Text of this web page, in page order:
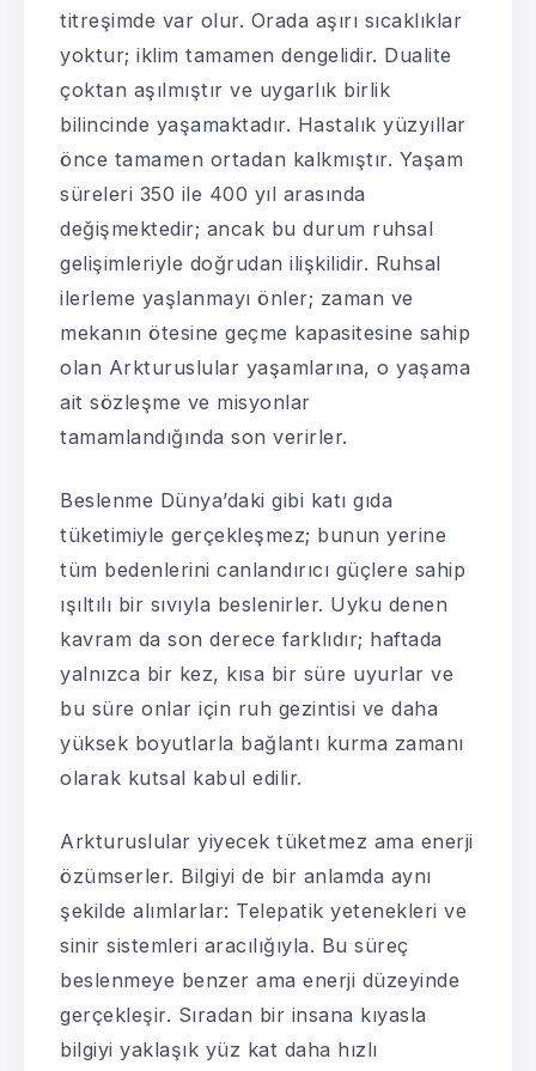
titreşimde var olur. Orada aşırı sıcaklıklar
yoktur; iklim tamamen dengelidir. Dualite
çoktan aşılmıştır ve uygarlık birlik
bilincinde yaşamaktadır. Hastalık yüzyıllar
önce tamamen ortadan kalkmıştır. Yaşam
süreleri 350 ile 400 yıl arasında
değişmektedir; ancak bu durum ruhsal
gelişimleriyle doğrudan ilişkilidir. Ruhsal
ilerleme yaşlanmayı önler; zaman ve
mekanın ötesine geçme kapasitesine sahip
olan Arkturuslular yaşamlarına, o yaşama
ait sözleşme ve misyonlar
tamamlandığında son verirler.
Beslenme Dünya’daki gibi katı gıda
tüketimiyle gerçekleşmez; bunun yerine
tüm bedenlerini canlandırıcı güçlere sahip
ışıltılı bir sıvıyla beslenirler. Uyku denen
kavram da son derece farklıdır; haftada
yalnızca bir kez, kısa bir süre uyurlar ve
bu süre onlar için ruh gezintisi ve daha
yüksek boyutlarla bağlantı kurma zamanı
olarak kutsal kabul edilir.
Arkturuslular yiyecek tüketmez ama enerji
özümserler. Bilgiyi de bir anlamda aynı
şekilde alımlarlar: Telepatik yetenekleri ve
sinir sistemleri aracılığıyla. Bu süreç
beslenmeye benzer ama enerji düzeyinde
gerçekleşir. Sıradan bir insana kıyasla
bilgiyi yaklaşık yüz kat daha hızlı